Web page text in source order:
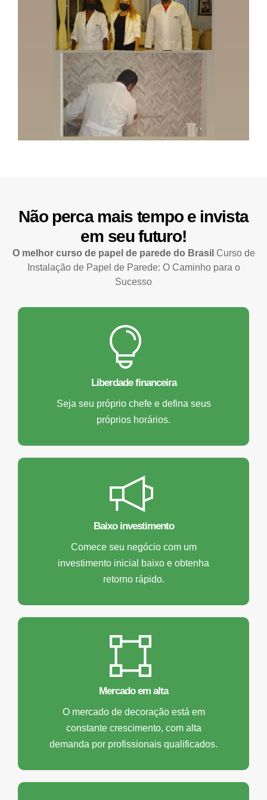
Não perca mais tempo e invista
em seu futuro!
O melhor curso de papel de parede do Brasil Curso de
Instalação de Papel de Parede: O Caminho para o
Sucesso
Liberdade financeira
Seja seu próprio chefe e defina seus
próprios horários.
Baixo investimento
Comece seu negócio com um
investimento inicial baixo e obtenha
retorno rápido.
Mercado em alta
O mercado de decoração está em
constante crescimento, com alta
demanda por profissionais qualificados.